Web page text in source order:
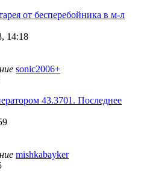
от бесперебойника в м-л
14:18
sonic2006+
43.3701. Последнее
mishkabayker